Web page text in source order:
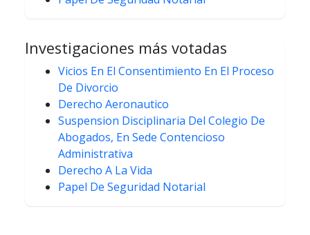
Investigaciones más votadas
Vicios En El Consentimiento En El Proceso
De Divorcio
Derecho Aeronautico
Suspension Disciplinaria Del Colegio De
Abogados, En Sede Contencioso
Administrativa
Derecho A La Vida
Papel De Seguridad Notarial